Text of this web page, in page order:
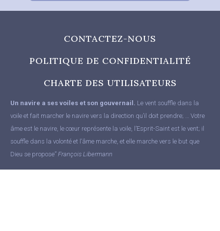
CONTACTEZ-NOUS
POLITIQUE DE CONFIDENTIALITÉ
CHARTE DES UTILISATEURS
Un navire a ses voiles et son gouvernail. Le vent souffle dans la
voile et fait marcher le navire vers la direction qu’il doit prendre; … Votre
âme est le navire, le cœur représente la voile, l’Esprit-Saint est le vent; il
souffle dans la volonté et l’âme marche, et elle marche vers le but que
Dieu se propose” François Libermann